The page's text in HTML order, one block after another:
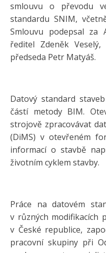
smlouvu o převodu
standardu SNIM,
Smlouvu podepsal za
ředitel Zdeněk
předseda Petr Matyáš.
Datový standard
částí metody BIM.
strojově zpracovávat
(DiMS) v otevřeném
informací o stavbě
životním cyklem stavby.
Práce na datovém
v různých modifikacích
v České republice,
pracovní skupiny při